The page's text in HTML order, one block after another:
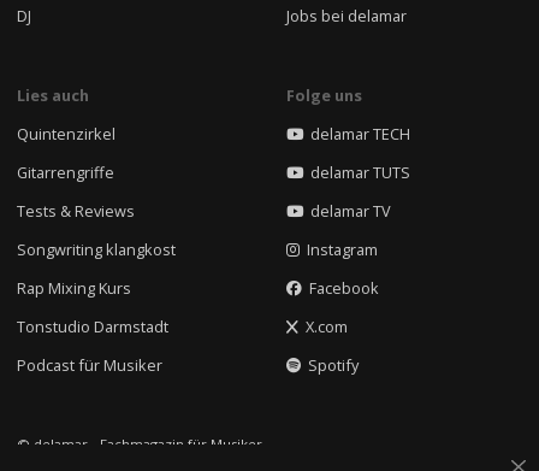
DJ
Jobs bei delamar
Lies auch
Quintenzirkel
Gitarrengriffe
Tests & Reviews
Songwriting klangkost
Rap Mixing Kurs
Tonstudio Darmstadt
Podcast für Musiker
Folge uns
delamar TECH
delamar TUTS
delamar TV
Instagram
Facebook
X.com
Spotify
© delamar - Fachmagazin für Musiker